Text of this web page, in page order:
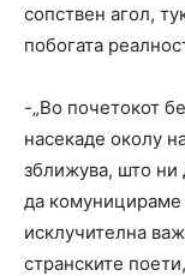
сопствен агол,
побогата
-„Во почетокот
насекаде околу
зближува, што ни
да комуницираме
исклучителна
странските